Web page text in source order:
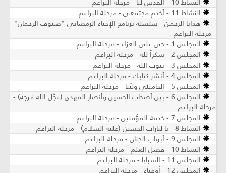
النشاط 11 - أخدم مجتمعي - مرحلة البراعم
هدايا الرحمن - سلسلة برنامج الإحياء الرمضاني "ضيوف الرحمان"
- مرحلة البراعم
المجلس 1 - حي على العزاء - مرحلة البراعم
المجلس 2 - شكراً لله - مرحلة البراعم
المجلس 3 - بيوت الله - مرحلة البراعم
المجلس 4 - أنشر كتابك - مرحلة البراعم
المجلس 5 - الخامنئي وليّنا - مرحلة البراعم
المجلس 6 - بين أصحاب الحسين وأنصار المهدي (عجّل الله فرجه) -
مرحلة البراعم
المجلس 7 - خدمة المؤمنين - مرحلة البراعم
النشاط 8 - يا لثارات الحسين (عليه السلام) - مرحلة البراعم
المجلس 9 - أبواب الجنان - مرحلة البراعم
النشاط 10 - فضل العلم - مرحلة البراعم
المجلس 11 - السبايا - مرحلة البراعم
المجلس 12 - أوفياء - مرحلة البراعم